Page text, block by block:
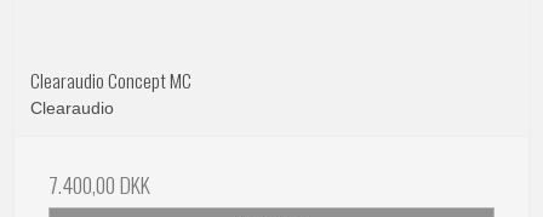
Clearaudio Concept MC
Clearaudio
7.400,00 DKK